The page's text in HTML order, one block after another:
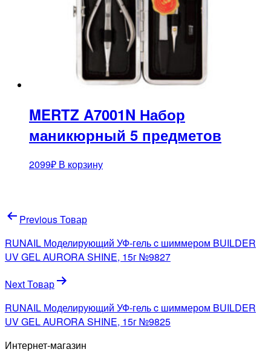
MERTZ A7001N Набор
маникюрный 5 предметов
2099₽ В корзину
Навигация
по
записям
Previous Товар
RUNAIL Моделирующий УФ-гель c шиммером BUILDER
UV GEL AURORA SHINE, 15г №9827
Next Товар
RUNAIL Моделирующий УФ-гель c шиммером BUILDER
UV GEL AURORA SHINE, 15г №9825
Интернет-магазин